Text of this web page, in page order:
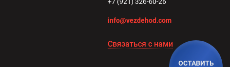
ОСТАВИТЬ
info@vezdehod.com
Связаться с нами